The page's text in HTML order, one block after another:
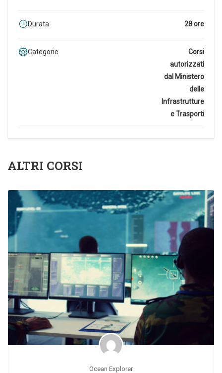
Durata 28 ore
Categorie
Corsi
autorizzati
dal Ministero
delle
Infrastrutture
e Trasporti
ALTRI CORSI
Ocean Explorer